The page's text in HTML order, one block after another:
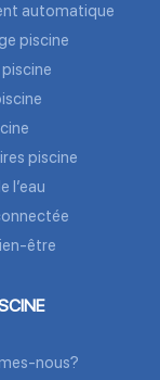
automatique
piscine
piscine
l’eau
être
nous?